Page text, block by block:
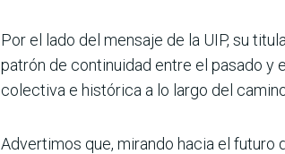
Por el lado del mensaje de la UIP, su
patrón de continuidad entre el pasado y
colectiva e histórica a lo largo del
Advertimos que, mirando hacia el futuro